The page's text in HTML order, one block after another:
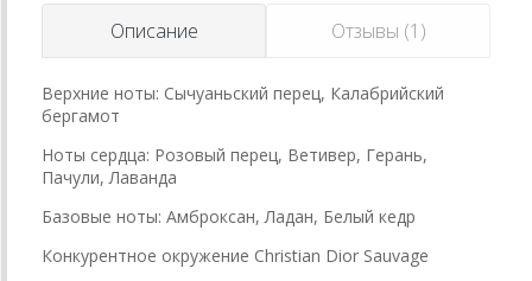
Описание Отзывы (1)
Верхние ноты: Сычуаньский перец, Калабрийский
бергамот
Ноты сердца: Розовый перец, Ветивер, Герань,
Пачули, Лаванда
Базовые ноты: Амброксан, Ладан, Белый кедр
Конкурентное окружение Christian Dior Sauvage